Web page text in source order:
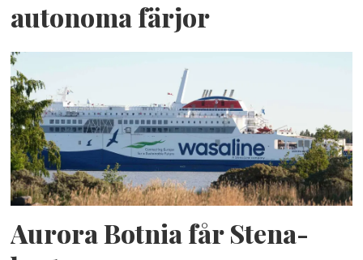
autonoma färjor
Aurora Botnia får Stena-